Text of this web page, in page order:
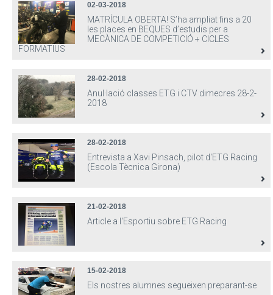
02-03-2018
MATRÍCULA OBERTA! S’ha ampliat fins a 20
les places en BEQUES d’estudis per a
MECÀNICA DE COMPETICIÓ + CICLES
FORMATIUS
28-02-2018
Anul·lació classes ETG i CTV dimecres 28-2-
2018
28-02-2018
Entrevista a Xavi Pinsach, pilot d'ETG Racing
(Escola Tècnica Girona)
21-02-2018
Article a l'Esportiu sobre ETG Racing
15-02-2018
Els nostres alumnes segueixen preparant-se